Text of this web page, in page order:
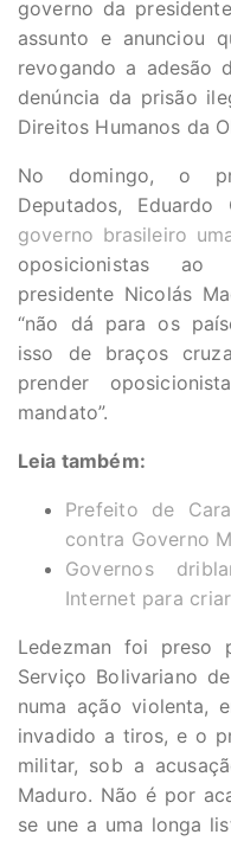
governo da
assunto e anunciou
revogando a adesão
denúncia da prisão
Direitos Humanos da
No domingo, o
Deputados,
governo brasileiro
oposicionistas ao
presidente Nicolás
“não dá para os
isso de braços
prender
mandato”.
Leia também:
Prefeito de
contra Governo
Governos
Internet para
Ledezman foi
Serviço Bolivariano
numa ação violenta,
invadido a tiros, e o
militar, sob a
Maduro. Não é por
se une a uma longa